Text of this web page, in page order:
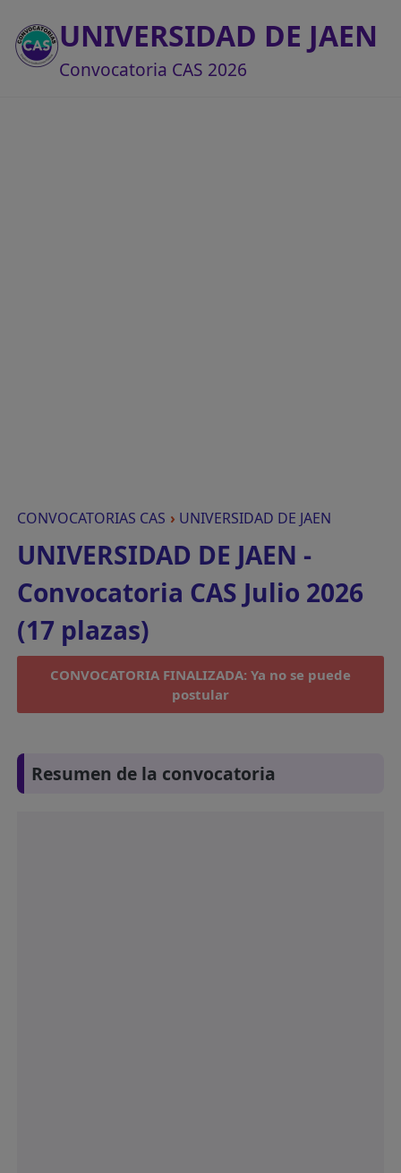
UNIVERSIDAD DE JAEN
Convocatoria CAS 2026
CONVOCATORIAS CAS › UNIVERSIDAD DE JAEN
UNIVERSIDAD DE JAEN -
Convocatoria CAS Julio 2026
(17 plazas)
CONVOCATORIA FINALIZADA: Ya no se puede
postular
Resumen de la convocatoria